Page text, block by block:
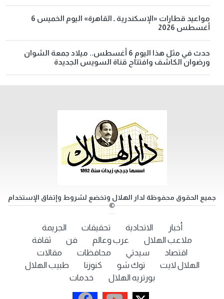
مواعيد قطارات «الإسكندرية ـ القاهرة» اليوم الخميس 6
أغسطس 2026
حدث في مثل هذا اليوم 6 أغسطس.. ميلاد جمعة الشوان
ورضوان الكاشف وافتتاح قناة السويس الجديدة
جميع الحقوق محفوظة لدار الهلال وتخضع لشروط وإتفاق الإستخدام
©
أخبار الاتحادية تحقيقات
الجريمة
ملاعب الهلال
عرب وعالم فن
ثقافة
اقتصاد
سيدتي محافظات
مقالات
الهلال لايت
توك شو كنوزنا
طبيب الهلال
بورتريه الهلال
خدمات